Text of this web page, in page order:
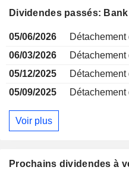
Prochains dividendes à
Dividendes passés:
05/06/2026
06/03/2026
05/12/2025
05/09/2025
Voir plus